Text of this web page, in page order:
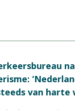
van harte